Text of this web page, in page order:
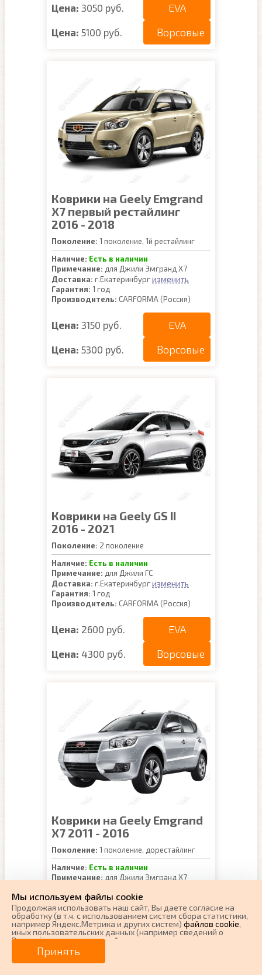
Цена: 3050 руб. EVA
Цена: 5100 руб. Ворсовые
Коврики на Geely Emgrand
X7 первый рестайлинг
2016 - 2018
Поколение: 1 поколение, 1й рестайлинг
Наличие: Есть в наличии
Примечание: для Джили Эмгранд Х7
Доставка: г.Екатеринбургизменить
Гарантия: 1 год
Производитель: CARFORMA (Россия)
Цена: 3150 руб. EVA
Цена: 5300 руб. Ворсовые
Коврики на Geely GS II
2016 - 2021
Поколение: 2 поколение
Наличие: Есть в наличии
Примечание: для Джили ГС
Доставка: г.Екатеринбургизменить
Гарантия: 1 год
Производитель: CARFORMA (Россия)
Цена: 2600 руб. EVA
Цена: 4300 руб. Ворсовые
Коврики на Geely Emgrand
X7 2011 - 2016
Поколение: 1 поколение, дорестайлинг
Наличие: Есть в наличии
Примечание: для Джили Эмгранд Х7
Гарантия:1 год
Производитель:CARFORMA (Россия)
Цена:3150 руб. EVA
Цена:
Мы используем файлы cookie
Продолжая использовать наш cайт, Вы даете согласие на
обработку (в т.ч. с использованием систем сбора статистики,
например Яндекс.Метрика и других систем) файлов cookie,
иных пользовательских данных (например сведений о
Вашем ip-адресе, сведений о местоположении, типе
устройства, времени посещения страницы, сведений о
ресурсах сети Интернет, с которых были совершены
переходы на наш сайт, сведения о Ваших действиях на сайте
Принять